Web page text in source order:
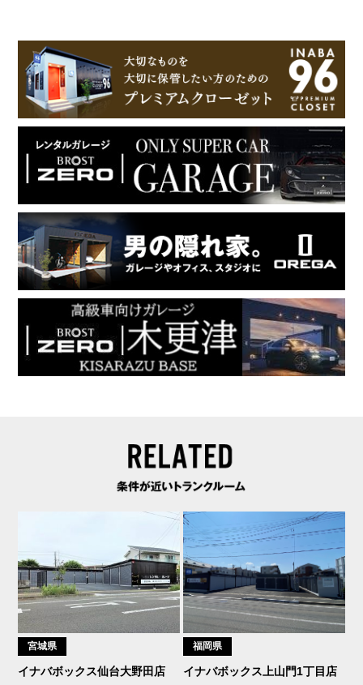
宮城県
イナバボックス仙台大野田店
福岡県
イナバボックス上山門1丁目店